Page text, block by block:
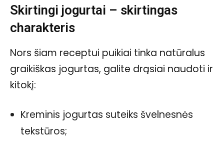
Skirtingi jogurtai – skirtingas
charakteris
Nors šiam receptui puikiai tinka natūralus
graikiškas jogurtas, galite drąsiai naudoti ir
kitokį:
Kreminis jogurtas suteiks švelnesnės
tekstūros;